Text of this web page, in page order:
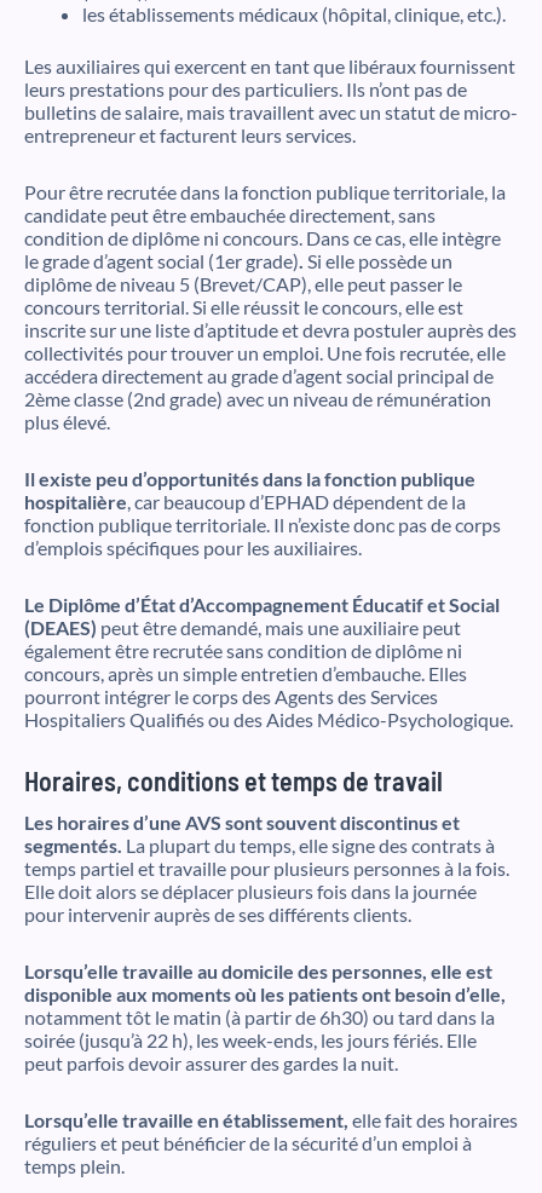
les établissements médicaux (hôpital, clinique, etc.).
Les auxiliaires qui exercent en tant que libéraux fournissent
leurs prestations pour des particuliers. Ils n’ont pas de
bulletins de salaire, mais travaillent avec un statut de micro-
entrepreneur et facturent leurs services.
Pour être recrutée dans la fonction publique territoriale, la
candidate peut être embauchée directement, sans
condition de diplôme ni concours. Dans ce cas, elle intègre
le grade d’agent social (1er grade) Si elle possède un
diplôme de niveau 5 (Brevet/CAP), elle peut passer le
concours territorial. Si elle réussit le concours, elle est
inscrite sur une liste d’aptitude et devra postuler auprès des
collectivités pour trouver un emploi. Une fois recrutée, elle
accédera directement au grade d’agent social principal de
2ème classe (2nd grade) avec un niveau de rémunération
plus élevé.
Il existe peu d’opportunités dans la fonction publique
hospitalière , car beaucoup d’EPHAD dépendent de la
fonction publique territoriale. Il n’existe donc pas de corps
d’emplois spécifiques pour les auxiliaires.
Le Diplôme d’État d’Accompagnement Éducatif et Social
(DEAES) peut être demandé, mais une auxiliaire peut
également être recrutée sans condition de diplôme ni
concours, après un simple entretien d’embauche. Elles
pourront intégrer le corps des Agents des Services
Hospitaliers Qualifiés ou des Aides Médico-Psychologique.
Horaires, conditions et temps de travail
Les horaires d’une AVS sont souvent discontinus et
segmentés. La plupart du temps, elle signe des contrats à
temps partiel et travaille pour plusieurs personnes à la fois.
Elle doit alors se déplacer plusieurs fois dans la journée
pour intervenir auprès de ses différents clients.
Lorsqu’elle travaille au domicile des personnes, elle est
disponible aux moments où les patients ont besoin d’elle,
notamment tôt le matin (à partir de 6h30) ou tard dans la
soirée (jusqu’à 22 h), les week-ends, les jours fériés. Elle
peut parfois devoir assurer des gardes la nuit.
Lorsqu’elle travaille en établissement, elle fait des horaires
réguliers et peut bénéficier de la sécurité d’un emploi à
temps plein.